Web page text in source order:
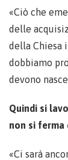
«Ciò che
delle
della Chiesa
dobbiamo
devono
Quindi si
non si ferma
«Ci sarà